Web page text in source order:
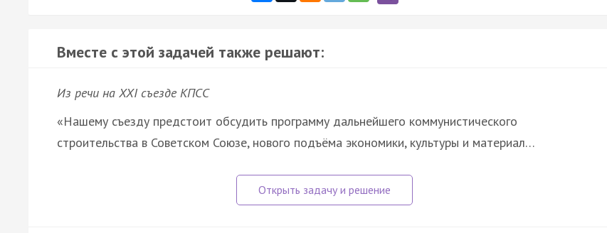
Вместе с этой задачей также решают:
Из речи на XXI съезде КПСС
«Нашему съезду предстоит обсудить программу дальнейшего коммунистического
строительства в Советском Союзе, нового подъёма экономики, культуры и материал…